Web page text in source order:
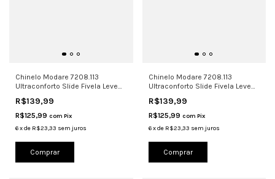
Chinelo Modare 7208.113
Ultraconforto Slide Fivela Leve
R$139,99
R$125,99 com Pix
6xde R$23,33 sem juros
Comprar
Chinelo Modare 7208.113
Ultraconforto Slide Fivela Leve
R$139,99
R$125,99 com Pix
6 xde R$23,33 sem juros
Comprar